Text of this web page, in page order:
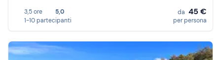
3,5 ore
5,0
1-10 partecipanti
da 45 €
per persona